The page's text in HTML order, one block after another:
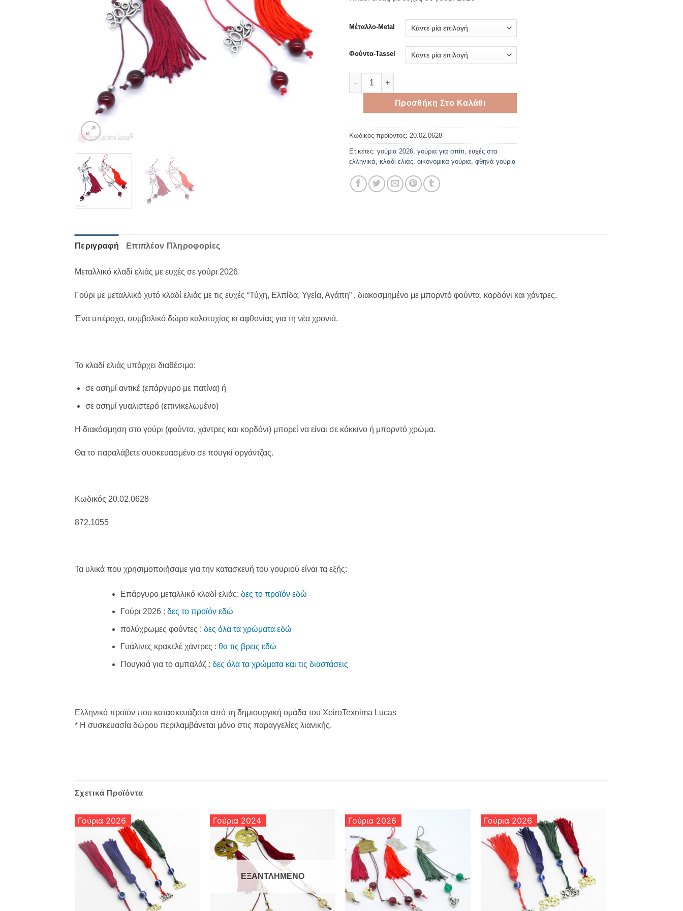
Μέταλλο-Metal
Φούντα-Tassel
Κλαδί ελιάς με ευχές σε γούρι 2026 ποσότητα
Προσθήκη Στο Καλάθι
Κωδικός προϊόντος: 20.02.0628
Ετικέτες: γούρια 2026 γούρια για σπίτι ευχές στα
ελληνικά κλαδί ελιάς οικονομικά γούρια φθηνά γούρια
Περιγραφή Επιπλέον Πληροφορίες
Μεταλλικό κλαδί ελιάς με ευχές σε γούρι 2026.
Γούρι με μεταλλικό χυτό κλαδί ελιάς με τις ευχές “Τύχη, Ελπίδα, Υγεία, Αγάπη” , διακοσμημένο με μπορντό φούντα, κορδόνι και χάντρες.
Ένα υπέροχο, συμβολικό δώρο καλοτυχίας κι αφθονίας για τη νέα χρονιά.
Το κλαδί ελιάς υπάρχει διαθέσιμο:
σε ασημί αντικέ (επάργυρο με πατίνα) ή
σε ασημί γυαλιστερό (επινικελωμένο)
Η διακόσμηση στο γούρι (φούντα, χάντρες και κορδόνι) μπορεί να είναι σε κόκκινο ή μπορντό χρώμα.
Θα το παραλάβετε συσκευασμένο σε πουγκί οργάντζας.
Κωδικός 20.02.0628
872.1055
Τα υλικά που χρησιμοποιήσαμε για την κατασκευή του γουριού είναι τα εξής:
Επάργυρο μεταλλικό κλαδί ελιάς: δες το προϊόν εδώ
Γούρι 2026 : δες το προϊόν εδώ
πολύχρωμες φούντες : δες όλα τα χρώματα εδώ
Γυάλινες κρακελέ χάντρες : θα τις βρεις εδώ
Πουγκιά για το αμπαλάζ : δες όλα τα χρώματα και τις διαστάσεις
Ελληνικό προϊόν που κατασκευάζεται από τη δημιουργική ομάδα του XeiroTexnima Lucas
* Η συσκευασία δώρου περιλαμβάνεται μόνο στις παραγγελίες λιανικής.
Σχετικά Προϊόντα
Γούρια 2026 Γούρια 2024
ΕΞΑΝΤΛΗΜΈΝΟ
Γούρια 2026 Γούρια 2026